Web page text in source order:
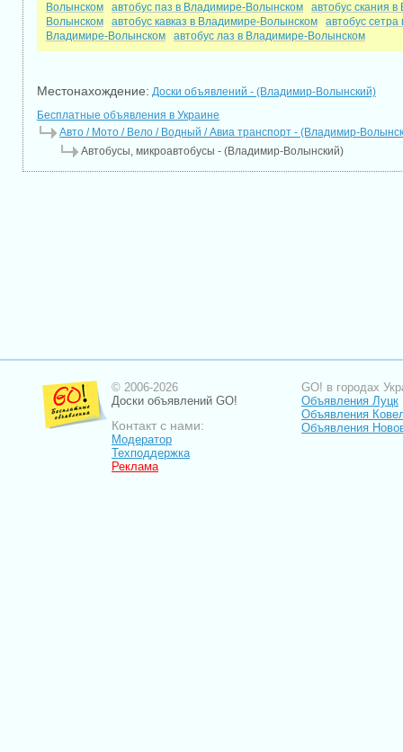
Волынском
автобус паз в Владимире-Волынском
автобус скания
Волынском
автобус кавказ в Владимире-Волынском
автобус
Владимире-Волынском
автобус лаз в Владимире-Волынском
Местонахождение: Доски объявлений - (Владимир-Волынский)
Бесплатные объявления в Украине
Авто / Мото / Вело / Водный / Авиа транспорт - (Владимир-
Автобусы, микроавтобусы - (Владимир-Волынский)
© 2006-2026
Доски объявлений GO!
Контакт с нами:
Модератор
Техподдержка
Реклама
GO! в городах
Объявления Луцк
Объявления
Объявления